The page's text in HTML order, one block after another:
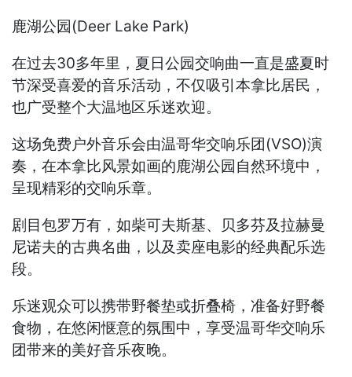
鹿湖公园(Deer Lake Park)
在过去30多年里，夏日公园交响曲一直是盛夏时
节深受喜爱的音乐活动，不仅吸引本拿比居民，
也广受整个大温地区乐迷欢迎。
这场免费户外音乐会由温哥华交响乐团(VSO)演
奏，在本拿比风景如画的鹿湖公园自然环境中，
呈现精彩的交响乐章。
剧目包罗万有，如柴可夫斯基、贝多芬及拉赫曼
尼诺夫的古典名曲，以及卖座电影的经典配乐选
段。
乐迷观众可以携带野餐垫或折叠椅，准备好野餐
食物，在悠闲惬意的氛围中，享受温哥华交响乐
团带来的美好音乐夜晚。